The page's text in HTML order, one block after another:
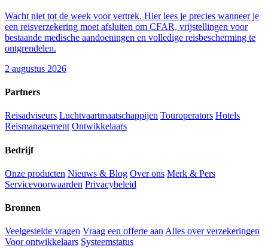
Wacht niet tot de week voor vertrek. Hier lees je precies wanneer je
een reisverzekering moet afsluiten om CFAR, vrijstellingen voor
bestaande medische aandoeningen en volledige reisbescherming te
ontgrendelen.
2 augustus 2026
Partners
Reisadviseurs Luchtvaartmaatschappijen Touroperators Hotels
Reismanagement Ontwikkelaars
Bedrijf
Onze producten Nieuws & Blog Over ons Merk & Pers
Servicevoorwaarden Privacybeleid
Bronnen
Veelgestelde vragen Vraag een offerte aanAlles over verzekeringen
Voor ontwikkelaars Systeemstatus